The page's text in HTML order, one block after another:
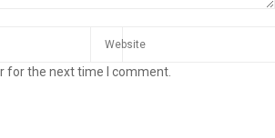
for the next time I comment.